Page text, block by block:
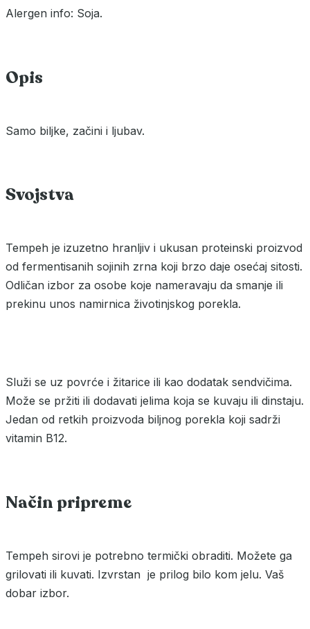
Alergen info: Soja.
Opis
Samo biljke, začini i ljubav.
Svojstva
Tempeh је izuzetno hranljiv i ukusan proteinski proizvod
od fermentisanih sojinih zrna koji brzo daje osećaj sitosti.
Odličan izbor za osobe koje nameravaju da smanje ili
prekinu unos namirnica životinjskog porekla.
Služi se uz povrće i žitarice ili kao dodatak sendvičima.
Može se pržiti ili dodavati jelima koja se kuvaju ili dinstaju.
Jedan od retkih proizvoda biljnog porekla koji sadrži
vitamin B12.
Način pripreme
Tempeh sirovi je potrebno termički obraditi. Možete ga
grilovati ili kuvati. Izvrstan je prilog bilo kom jelu. Vaš
dobar izbor.